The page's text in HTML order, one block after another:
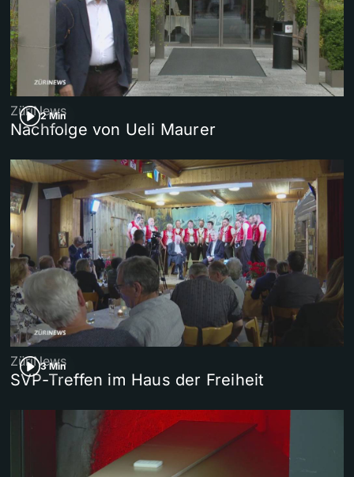
2 Min
ZüriNews
Nachfolge von Ueli Maurer
3 Min
ZüriNews
SVP-Treffen im Haus der Freiheit